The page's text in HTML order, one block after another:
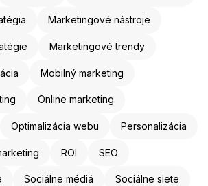
Marketingové nástroje
Marketingové trendy
Mobilný marketing
Online marketing
Optimalizácia webu Personalizácia
ROI SEO
Sociálne médiá Sociálne siete